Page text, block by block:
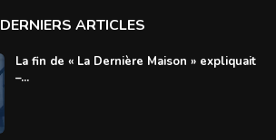
DERNIERS ARTICLES
La fin de « La Dernière Maison » expliquait
–...